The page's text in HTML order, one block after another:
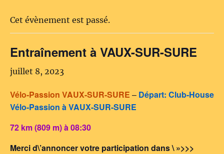
Cet évènement est passé.
Entraînement à VAUX-SUR-SURE
juillet 8, 2023
Vélo-Passion VAUX-SUR-SURE – Départ: Club-House
Vélo-Passion à VAUX-SUR-SURE
72 km (809 m) à 08:30
Merci d\’annoncer votre participation dans \ »>>>